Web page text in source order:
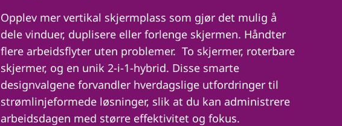
Opplev mer vertikal skjermplass som gjør det mulig å
dele vinduer, duplisere eller forlenge skjermen. Håndter
flere arbeidsflyter uten problemer. To skjermer, roterbare
skjermer, og en unik 2-i-1-hybrid. Disse smarte
designvalgene forvandler hverdagslige utfordringer til
strømlinjeformede løsninger, slik at du kan administrere
arbeidsdagen med større effektivitet og fokus.